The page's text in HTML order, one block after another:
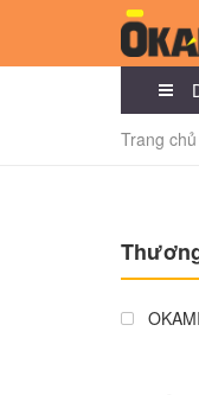
Trang chủ
OKAMI